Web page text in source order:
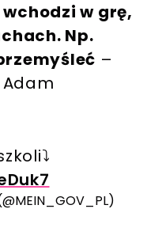
wchodzi w grę,
Np.
–